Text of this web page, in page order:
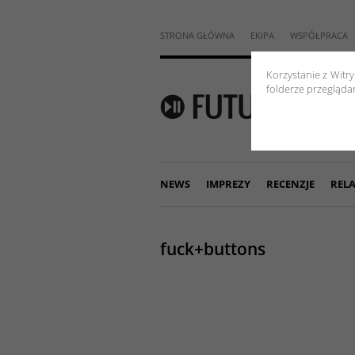
Korzystanie z
folderze
STRONA GŁÓWNA EKIPA WSPÓŁPRACA
NEWS IMPREZY RECENZJE
fuck+buttons